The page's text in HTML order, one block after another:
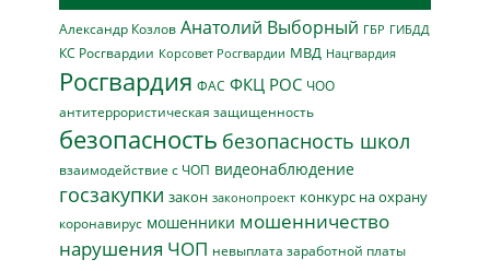
Александр Козлов Анатолий Выборный ГБР ГИБДД
КС Росгвардии Корсовет Росгвардии МВД Нацгвардия
Росгвардия ФАС ФКЦ РОС ЧОО
антитеррористическая защищенность
безопасность безопасность школ
взаимодействие с ЧОП видеонаблюдение
госзакупки закон законопроект конкурс на охрану
коронавирус мошенники мошенничество
нарушения ЧОП невыплата заработной платы